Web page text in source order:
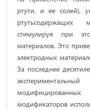
ртути, и ее солей),
ртутьсодержащих
стимулируя при
материалов. Это
электродных
За последнее
модификаторов